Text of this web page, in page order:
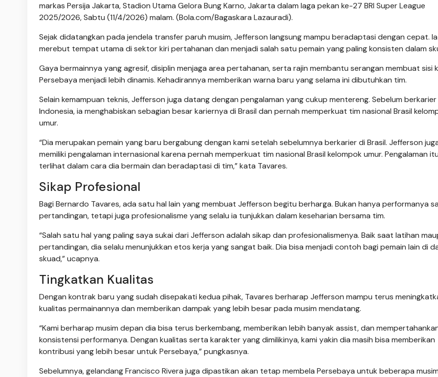
markas Persija Jakarta, Stadion Utama Gelora Bung Karno, Jakarta dalam laga pekan ke-27 BRI Super League
2025/2026, Sabtu (11/4/2026) malam. (Bola.com/Bagaskara Lazauradi).
Sejak didatangkan pada jendela transfer paruh musim, Jefferson langsung mampu beradaptasi dengan cepat.
merebut tempat utama di sektor kiri pertahanan dan menjadi salah satu pemain yang paling konsisten dalam
Gaya bermainnya yang agresif, disiplin menjaga area pertahanan, serta rajin membantu serangan membuat sisi
Persebaya menjadi lebih dinamis. Kehadirannya memberikan warna baru yang selama ini dibutuhkan tim.
Selain kemampuan teknis, Jefferson juga datang dengan pengalaman yang cukup mentereng. Sebelum
Indonesia, ia menghabiskan sebagian besar kariernya di Brasil dan pernah memperkuat tim nasional Brasil
umur.
“Dia merupakan pemain yang baru bergabung dengan kami setelah sebelumnya berkarier di Brasil. Jefferson
memiliki pengalaman internasional karena pernah memperkuat tim nasional Brasil kelompok umur. Pengalaman
terlihat dalam cara dia bermain dan beradaptasi di tim,” kata Tavares.
Sikap Profesional
Bagi Bernardo Tavares, ada satu hal lain yang membuat Jefferson begitu berharga. Bukan hanya performanya
pertandingan, tetapi juga profesionalisme yang selalu ia tunjukkan dalam keseharian bersama tim.
“Salah satu hal yang paling saya sukai dari Jefferson adalah sikap dan profesionalismenya. Baik saat latihan
pertandingan, dia selalu menunjukkan etos kerja yang sangat baik. Dia bisa menjadi contoh bagi pemain lain di
skuad,” ucapnya.
Tingkatkan Kualitas
Dengan kontrak baru yang sudah disepakati kedua pihak, Tavares berharap Jefferson mampu terus
kualitas permainannya dan memberikan dampak yang lebih besar pada musim mendatang.
“Kami berharap musim depan dia bisa terus berkembang, memberikan lebih banyak assist, dan
konsistensi performanya. Dengan kualitas serta karakter yang dimilikinya, kami yakin dia masih bisa memberikan
kontribusi yang lebih besar untuk Persebaya,” pungkasnya.
Sebelumnya, gelandang Francisco Rivera juga dipastikan akan tetap membela Persebaya untuk beberapa